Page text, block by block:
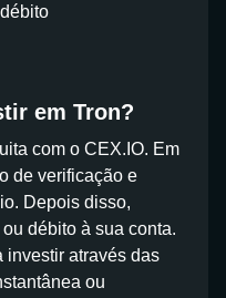
em Tron?
com o CEX.IO. Em
de verificação e
Depois disso,
débito à sua conta.
investir através das
ou